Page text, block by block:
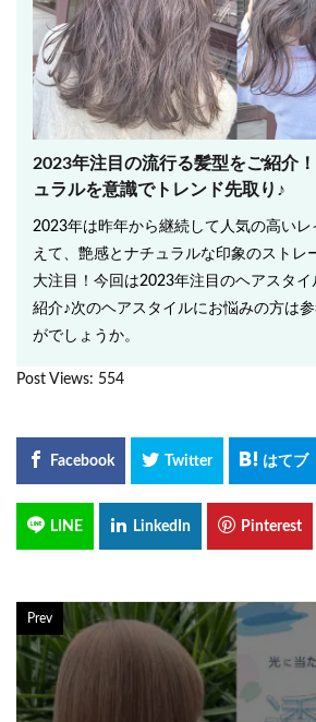
2023年注目の流行る髪型をご紹介
ュラルを意識でトレンド先取り♪
2023年は昨年から継続して人気の高いレ
えて、艶感とナチュラルな印象のストレ
大注目！今回は2023年注目のヘアスタ
紹介♪次のヘアスタイルにお悩みの方は
がでしょうか。
Post Views: 554
Prev